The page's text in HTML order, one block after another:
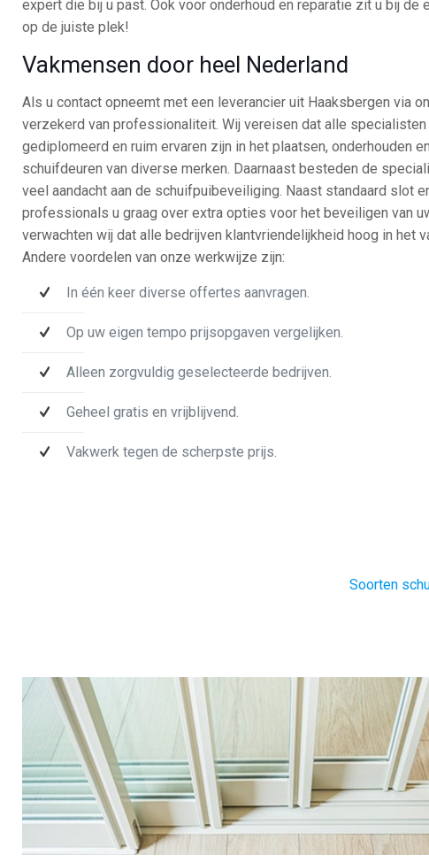
expert die bij u past. Ook voor onderhoud en reparatie zit u bij de
op de juiste plek!
Vakmensen door heel Nederland
Als u contact opneemt met een leverancier uit Haaksbergen via
verzekerd van professionaliteit. Wij vereisen dat alle
gediplomeerd en ruim ervaren zijn in het plaatsen, onderhouden
schuifdeuren van diverse merken. Daarnaast besteden de
veel aandacht aan de schuifpuibeveiliging. Naast standaard slot
professionals u graag over extra opties voor het beveiligen van
verwachten wij dat alle bedrijven klantvriendelijkheid hoog in het
Andere voordelen van onze werkwijze zijn:
In één keer diverse offertes aanvragen.
Op uw eigen tempo prijsopgaven vergelijken.
Alleen zorgvuldig geselecteerde bedrijven.
Geheel gratis en vrijblijvend.
Vakwerk tegen de scherpste prijs.
Soorten